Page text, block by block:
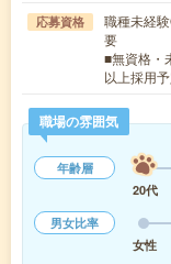
応募資格
職種未経
要
■無資格・
以上採用
職場の雰囲気
年齢層
20代
男女比率
女性